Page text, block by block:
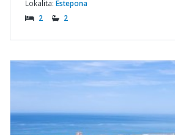
Lokalita: Estepona
2
2